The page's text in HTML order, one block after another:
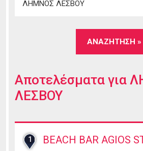
Αποτελέσματα για
ΛΕΣΒΟΥ
1 BEACH BAR AGIOS